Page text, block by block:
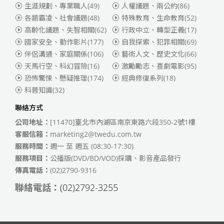
生涯規劃、專業職人(49) 人權議題、兩公約(86)
各類霸凌、社會議題(48) 特殊教育、生命教育(52)
高齡化議題、失智相關(62) 行政中立、轉型正義(17)
國家安全、動作影片(177) 自我探索、犯罪相關(69)
伴侶溝通、家庭關係(106) 藝術人文、歷史文化(66)
天馬行空、科幻冒險(16) 激勵勵志、喜劇電影(95)
恐怖驚悚、懸疑推理(174) 經典修復系列(18)
科普知識(32)
聯絡方式
公司地址： [11470]臺北市內湖區南京東路六段350-2號1樓
客服信箱： marketing2@twedu.com.tw
服務時間： 週一 至 週五 (08:30-17:30)
服務項目： 公播版(DVD/BD/VOD)採購、影音產品發行
傳真電話： (02)2790-9316
聯絡電話： (02)2792-3255